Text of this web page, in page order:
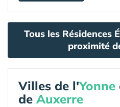
Tous les Résidences
proximité
Villes de l'Yonne
de Auxerre